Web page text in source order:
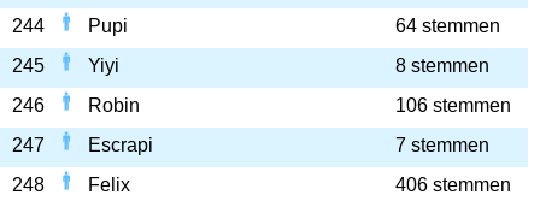
244
Pupi
64 stemmen
245
Yiyi
8 stemmen
246
Robin
106 stemmen
247
Escrapi
7 stemmen
248
Felix
406 stemmen